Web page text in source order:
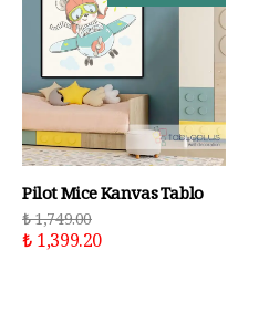
Pilot Mice Kanvas Tablo
₺ 1,749.00
₺ 1,399.20